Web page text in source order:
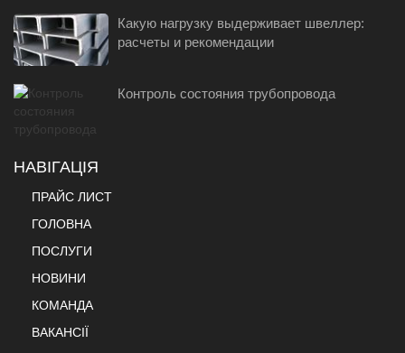
Какую нагрузку выдерживает швеллер:
расчеты и рекомендации
Контроль состояния трубопровода
НАВІГАЦІЯ
ПРАЙС ЛИСТ
ГОЛОВНА
ПОСЛУГИ
НОВИНИ
КОМАНДА
ВАКАНСІЇ